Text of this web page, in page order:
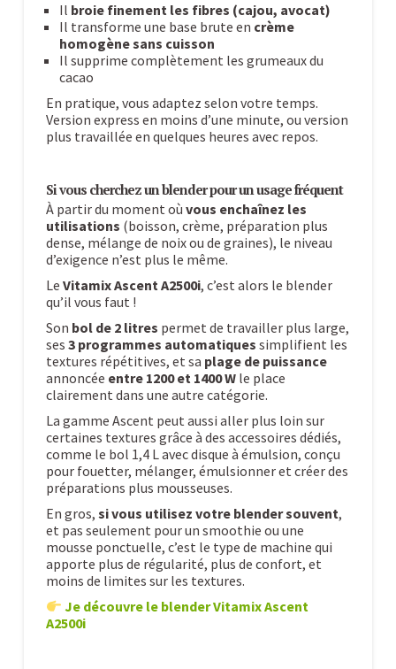
Il broie finement les fibres (cajou, avocat)
Il transforme une base brute en crème
homogène sans cuisson
Il supprime complètement les grumeaux du
cacao
En pratique, vous adaptez selon votre temps.
Version express en moins d’une minute, ou version
plus travaillée en quelques heures avec repos.
Si vous cherchez un blender pour un usage fréquent
À partir du moment où vous enchaînez les
utilisations (boisson, crème, préparation plus
dense, mélange de noix ou de graines), le niveau
d’exigence n’est plus le même.
Le Vitamix Ascent A2500i, c’est alors le blender
qu’il vous faut !
Son bol de 2 litres permet de travailler plus large,
ses 3 programmes automatiques simplifient les
textures répétitives, et sa plage de puissance
annoncée entre 1200 et 1400 Wle place
clairement dans une autre catégorie.
La gamme Ascent peut aussi aller plus loin sur
certaines textures grâce à des accessoires dédiés,
comme le bol 1,4 L avec disque à émulsion, conçu
pour fouetter, mélanger, émulsionner et créer des
préparations plus mousseuses.
En gros, si vous utilisez votre blender souvent,
et pas seulement pour un smoothie ou une
mousse ponctuelle, c’est le type de machine qui
apporte plus de régularité, plus de confort, et
moins de limites sur les textures.
Je découvre le blender Vitamix Ascent
A2500i